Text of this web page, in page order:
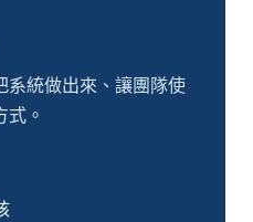
系統做出來、讓團隊使
。